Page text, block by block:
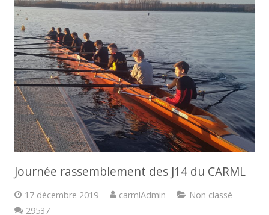
Journée rassemblement des J14 du CARML
17 décembre 2019 carmlAdmin
Non classé
29537Commentaires